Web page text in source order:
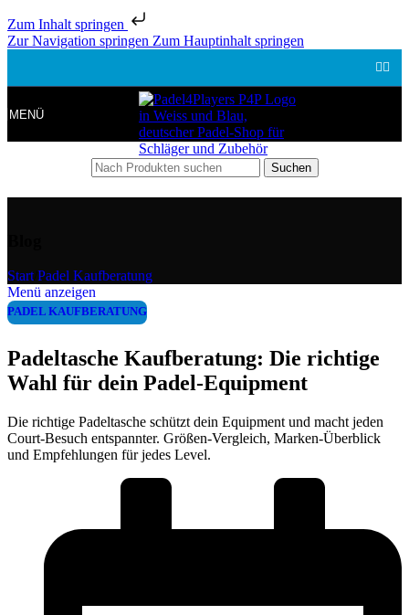
Zum Inhalt springen
Zur Navigation springen Zum Hauptinhalt springen
MENÜ
Suchen
Start Padel Kaufberatung
Menü anzeigen
PADEL KAUFBERATUNG
Padeltasche Kaufberatung: Die richtige
Wahl für dein Padel-Equipment
Die richtige Padeltasche schützt dein Equipment und macht jeden
Court-Besuch entspannter. Größen-Vergleich, Marken-Überblick
und Empfehlungen für jedes Level.